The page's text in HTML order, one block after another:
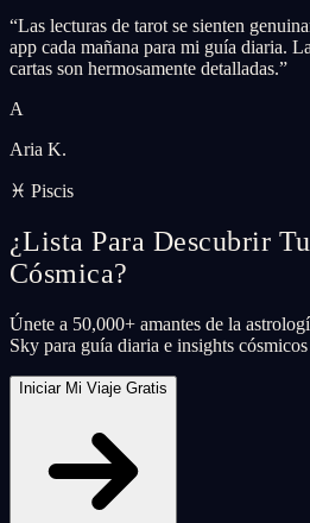
“Las lecturas de tarot se sienten
app cada mañana para mi guía diaria.
cartas son hermosamente detalladas.”
A
Aria K.
♓ Piscis
¿Lista Para Descubrir
Cósmica?
Únete a 50,000+ amantes de la
Sky para guía diaria e insights
Iniciar Mi Viaje Gratis